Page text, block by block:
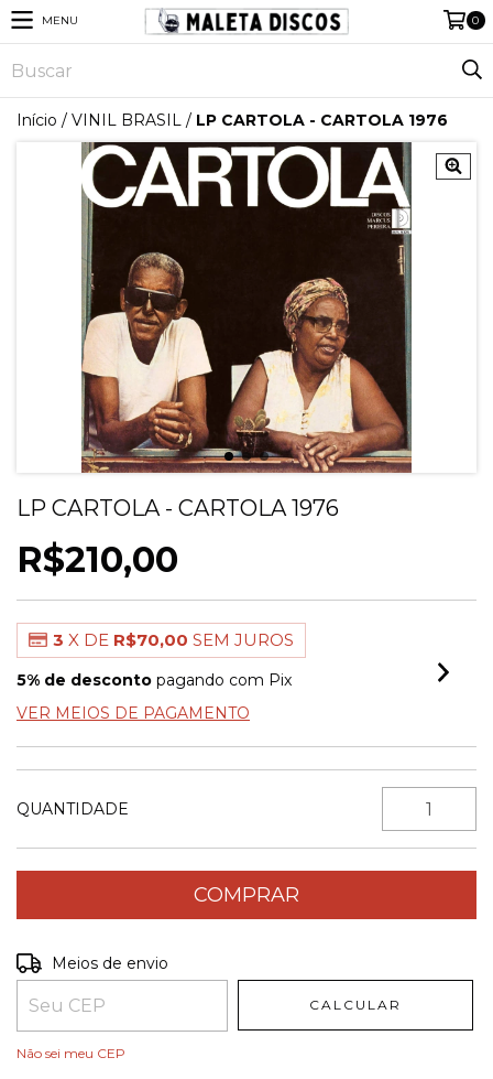
MENU 0
Início / VINIL BRASIL / LP CARTOLA - CARTOLA 1976
LP CARTOLA - CARTOLA 1976
R$210,00
3 X DE R$70,00 SEM JUROS
5% de desconto pagando com Pix
VER MEIOS DE PAGAMENTO
QUANTIDADE
Entregas para o CEP:
Meios de envio
CALCULAR
Não sei meu CEP